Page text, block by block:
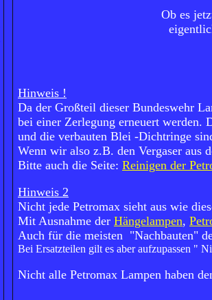
Ob es
Hinweis !
Da der Großteil dieser Bundeswehr
bei einer Zerlegung erneuert werden.
und die verbauten Blei -Dichtringe
Wenn wir also z.B. den Vergaser aus
Bitte auch die Seite: Reinigen der
Hinweis 2
Nicht jede Petromax sieht aus wie
Mit Ausnahme der Hängelampen,
Auch für die meisten "Nachbauten"
Bei Ersatzteilen gilt es aber aufzupassen "
Nicht alle Petromax Lampen haben